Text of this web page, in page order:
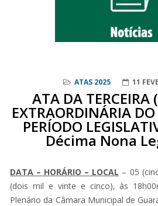
ATAS 2025 11
ATA DA TERCEIRA
EXTRAORDINÁRIA
PERÍODO
Décima Nona
DATA – HORÁRIO – LOCAL – 05
(dois mil e vinte e cinco), às
Plenário da Câmara Municipal de